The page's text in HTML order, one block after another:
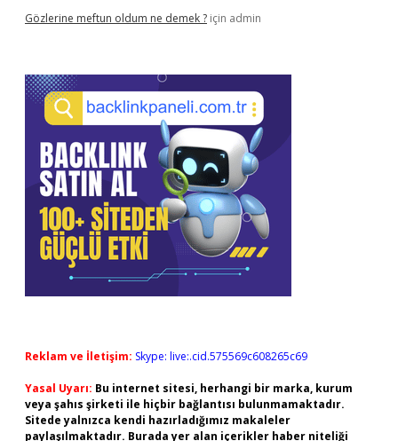
Gözlerine meftun oldum ne demek ? için admin
Reklam ve İletişim: Skype: live:.cid.575569c608265c69
Yasal Uyarı: Bu internet sitesi, herhangi bir marka, kurum
veya şahıs şirketi ile hiçbir bağlantısı bulunmamaktadır.
Sitede yalnızca kendi hazırladığımız makaleler
paylaşılmaktadır. Burada yer alan içerikler haber niteliği